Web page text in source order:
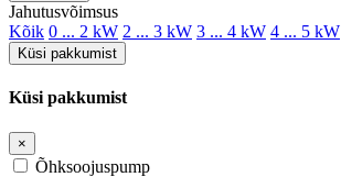
Jahutusvõimsus
Kõik 0 ... 2 kW 2 ... 3 kW 3 ... 4 kW 4 ... 5 kW
Küsi pakkumist
Küsi pakkumist
×
Õhksoojuspump